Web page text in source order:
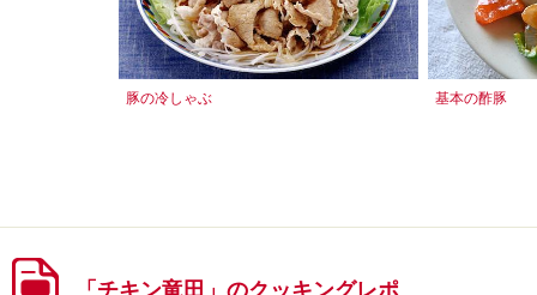
豚の冷しゃぶ 基本の酢豚
「チキン竜田」のクッキングレポ